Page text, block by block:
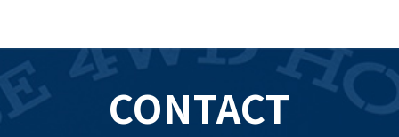
CONTACT